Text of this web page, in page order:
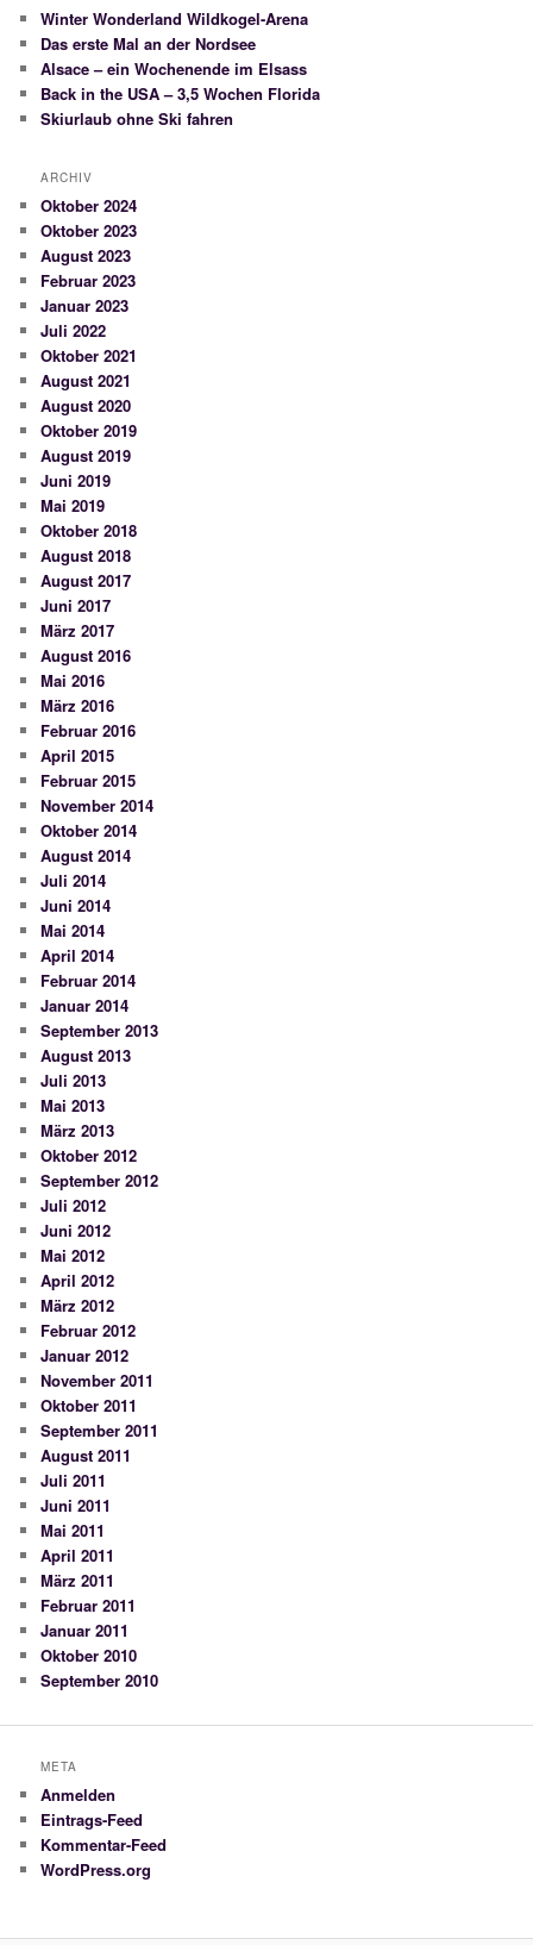
n
Winter Wonderland Wildkogel-Arena
Das erste Mal an der Nordsee
Alsace – ein Wochenende im Elsass
Back in the USA – 3,5 Wochen Florida
Skiurlaub ohne Ski fahren
ARCHIV
Oktober 2024
Oktober 2023
August 2023
Februar 2023
Januar 2023
Juli 2022
Oktober 2021
August 2021
August 2020
Oktober 2019
August 2019
Juni 2019
Mai 2019
Oktober 2018
August 2018
August 2017
Juni 2017
März 2017
August 2016
Mai 2016
März 2016
Februar 2016
April 2015
Februar 2015
November 2014
Oktober 2014
August 2014
Juli 2014
Juni 2014
Mai 2014
April 2014
Februar 2014
Januar 2014
September 2013
August 2013
Juli 2013
Mai 2013
März 2013
Oktober 2012
September 2012
Juli 2012
Juni 2012
Mai 2012
April 2012
März 2012
Februar 2012
Januar 2012
November 2011
Oktober 2011
September 2011
August 2011
Juli 2011
Juni 2011
Mai 2011
April 2011
März 2011
Februar 2011
Januar 2011
Oktober 2010
September 2010
META
Anmelden
Eintrags-Feed
Kommentar-Feed
WordPress.org